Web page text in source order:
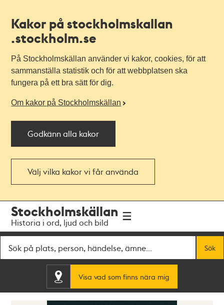
Kakor på stockholmskallan
.stockholm.se
På Stockholmskällan använder vi kakor, cookies, för att
sammanställa statistik och för att webbplatsen ska
fungera på ett bra sätt för dig.
Om kakor på Stockholmskällan
Godkänn alla kakor
Välj vilka kakor vi får använda
navigationen
huvudinnehållet
Stockholmskällan
Historia i ord, ljud och bild
Sök
Visa vad som finns nära mig